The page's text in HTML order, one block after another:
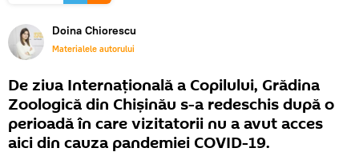
Doina Chiorescu
Materialele autorului
De ziua Internațională a Copilului, Grădina
Zoologică din Chișinău s-a redeschis după o
perioadă în care vizitatorii nu a avut acces
aici din cauza pandemiei COVID-19.